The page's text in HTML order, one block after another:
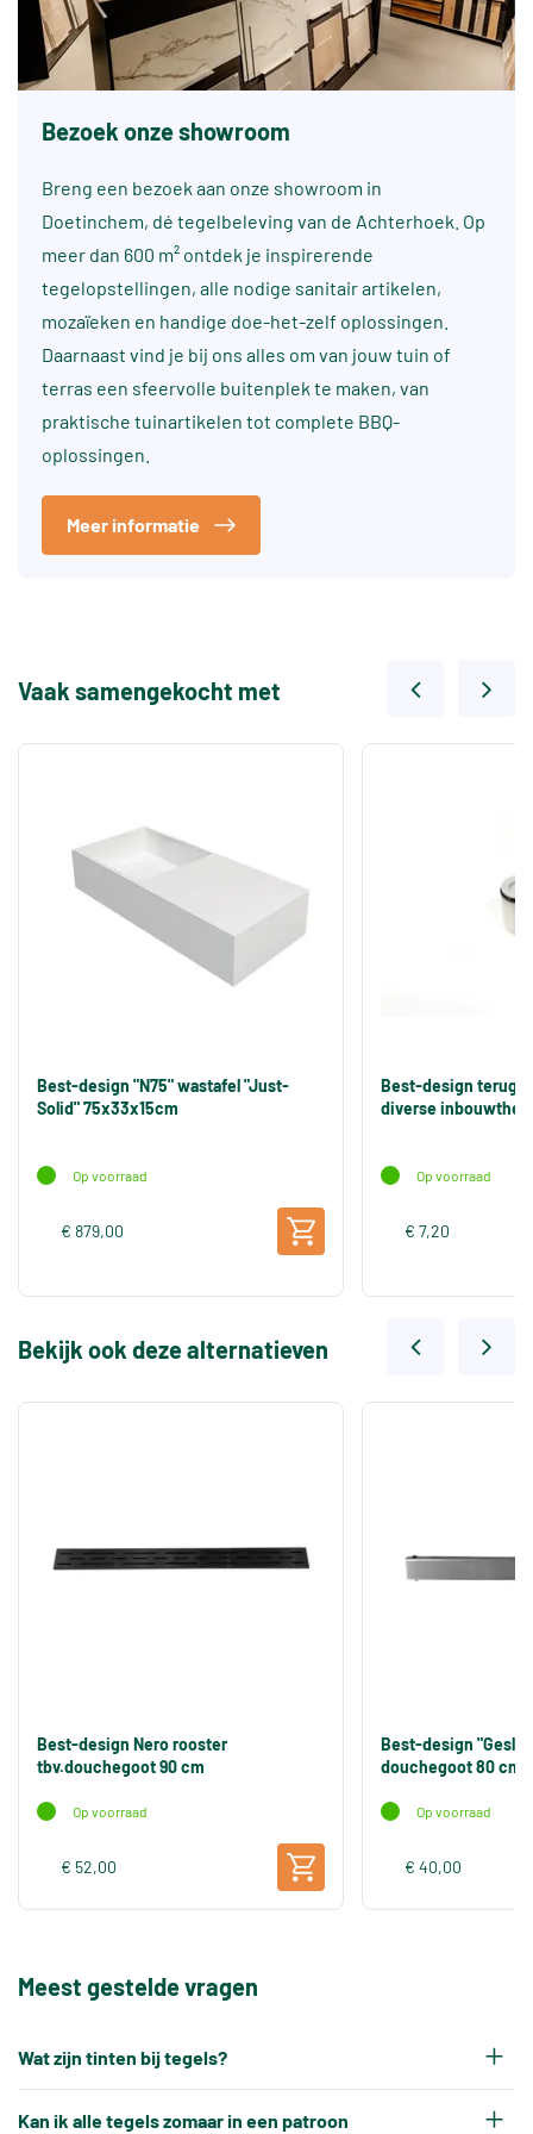
Bezoek onze showroom
Breng een bezoek aan onze showroom in
Doetinchem, dé tegelbeleving van de Achterhoek. Op
meer dan 600 m² ontdek je inspirerende
tegelopstellingen, alle nodige sanitair artikelen,
mozaïeken en handige doe-het-zelf oplossingen.
Daarnaast vind je bij ons alles om van jouw tuin of
terras een sfeervolle buitenplek te maken, van
praktische tuinartikelen tot complete BBQ-
oplossingen.
Meer informatie
Vaak samengekocht met
Best-design "N75" wastafel "Just-
Solid" 75x33x15cm
Op voorraad
€ 879,00
Best-design
diverse
Op voorraad
€ 7,20
Bekijk ook deze alternatieven
Best-design Nero rooster
tbv.douchegoot 90 cm
Op voorraad
€ 52,00
Best-design
douchegoot 80 cm
Op voorraad
€ 40,00
Meest gestelde vragen
Wat zijn tinten bij tegels?
Kan ik alle tegels zomaar in een patroon